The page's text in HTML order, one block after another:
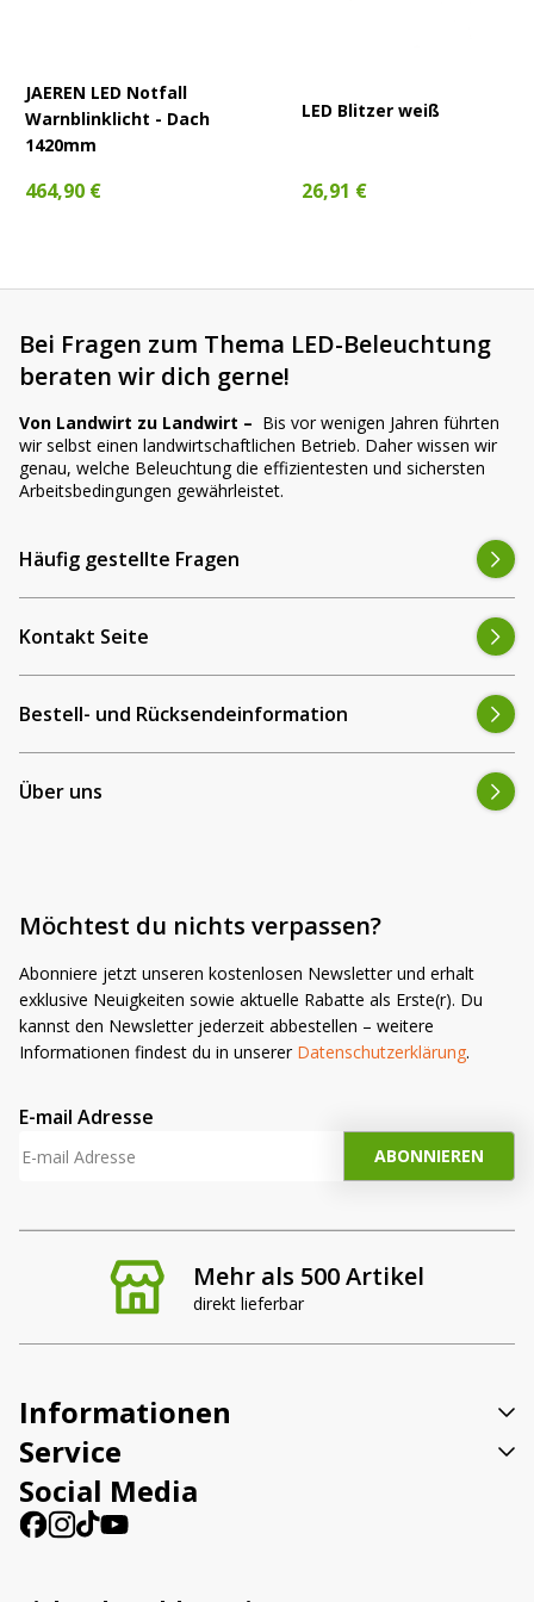
Bedingungen geeignet?
Wir helfen dir gerne weiter!
findest du auf einen Blick die passenden Scheinwerfer für
JAEREN LED Notfall
Warnblinklicht - Dach
1420mm
464,90 €
LED Blitzer weiß
26,91 €
Mehr als 500 Artikel
direkt lieferbar
Bei Fragen zum Thema LED-Beleuchtung
beraten wir dich gerne!
Von Landwirt zu Landwirt – Bis vor wenigen Jahren führten
wir selbst einen landwirtschaftlichen Betrieb. Daher wissen wir
genau, welche Beleuchtung die effizientesten und sichersten
Arbeitsbedingungen gewährleistet.
Häufig gestellte Fragen
Kontakt Seite
Bestell- und Rücksendeinformation
Über uns
Möchtest du nichts verpassen?
Abonniere jetzt unseren kostenlosen Newsletter und erhalt
exklusive Neuigkeiten sowie aktuelle Rabatte als Erste(r). Du
kannst den Newsletter jederzeit abbestellen – weitere
Informationen findest du in unserer Datenschutzerklärung.
E-mail Adresse
Informationen
Service
Social Media